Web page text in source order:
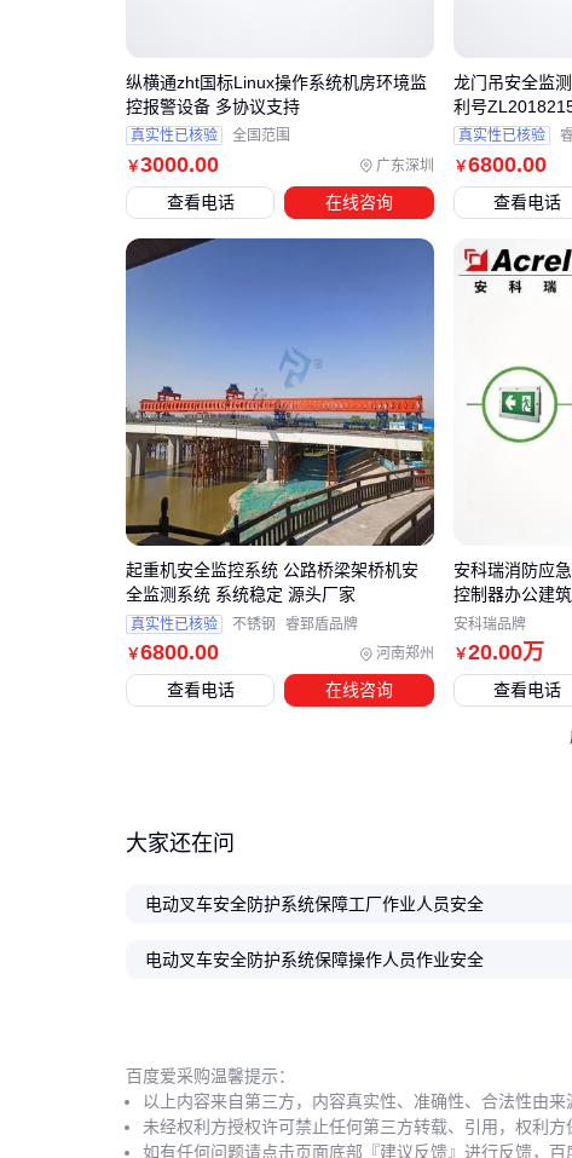
￥3000.00 广东深圳
纵横通zht国标Linux操作系统机房环境监
控报警设备 多协议支持
真实性已核验 全国范围
查看电话 在线咨询
￥6800.00
龙门吊安全监
利号
真实性已核验
查看电话
￥6800.00 河南郑州
起重机安全监控系统 公路桥梁架桥机安
全监测系统 系统稳定 源头厂家
真实性已核验 不锈钢 睿郅盾品牌
查看电话 在线咨询
￥20.00万
安科瑞消防应
控制器办公建
安科瑞品牌
查看电话
大家还在问
电动叉车安全防护系统保障工厂作业人员安全
电动叉车安全防护系统保障操作人员作业安全
百度爱采购温馨提示：
以上内容来自第三方，内容真实性、准确性、合法性由来
未经权利方授权许可禁止任何第三方转载、引用，权利方
如有任何问题请点击页面底部『建议反馈』进行反馈，百